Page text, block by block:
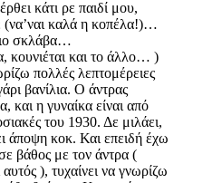
κάτι ρε παιδί μου,
(να’ναι καλά η κοπέλα!)…
σκλάβα…
κουνιέται και το άλλο… )
πολλές λεπτομέρειες
βανίλια. Ο άντρας
και η γυναίκα είναι από
του 1930. Δε μιλάει,
άποψη κοκ. Και επειδή έχω
βάθος με τον άντρα (
), τυχαίνει να γνωρίζω